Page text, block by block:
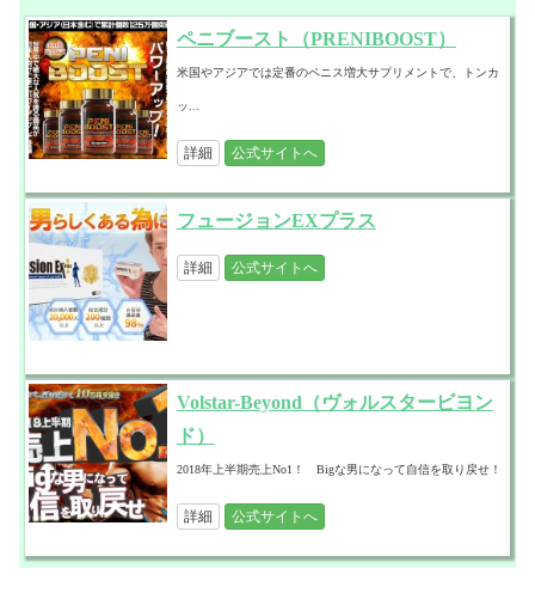
ペニブースト（PRENIBOOST）
米国やアジアでは定番のペニス増大サプリメントで、トンカ
ッ...
詳細 公式サイトへ
フュージョンEXプラス
詳細 公式サイトへ
Volstar-Beyond（ヴォルスタービヨン
ド）
2018年上半期売上No1！ Bigな男になって自信を取り戻せ！
詳細 公式サイトへ